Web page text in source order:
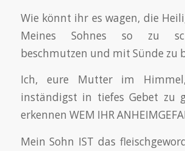
Wie könnt ihr es wagen, die
Meines Sohnes so zu
beschmutzen und mit Sünde zu
Ich, eure Mutter im
inständigst in tiefes Gebet zu
erkennen WEM IHR
Mein Sohn IST das